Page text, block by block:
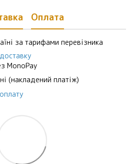
Оплата
за тарифами перевізника
MonoPay
(накладений платіж)